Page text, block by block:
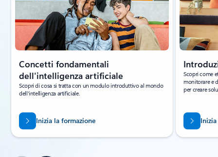
Concetti fondamentali
dell'intelligenza artificiale
Scopri di cosa si tratta con un modulo introduttivo al mondo
dell'intelligenza artificiale.
Inizia la formazione
Scopri come
monitorare e
per creare